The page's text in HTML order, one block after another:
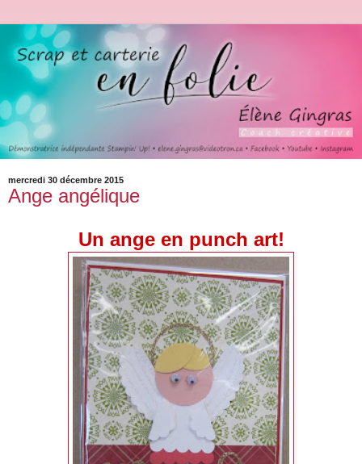
mercredi 30 décembre 2015
Ange angélique
Un ange en punch art!